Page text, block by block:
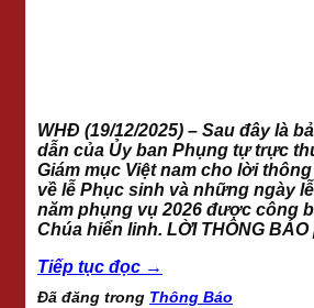
WHĐ (19/12/2025) – Sau đây là
dẫn của Ủy ban Phụng tự trực
Giám mục Việt nam cho lời
về lễ Phục sinh và những ngày
năm phụng vụ 2026 được công
Chúa hiển linh. LỜI THÔNG
Tiếp tục đọc →
Đã đăng trong Thông Báo